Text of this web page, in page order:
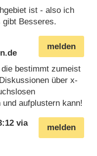
ist - also ich
gibt Besseres.
melden
bestimmt zumeist
über x-
aufplustern kann!
melden
via